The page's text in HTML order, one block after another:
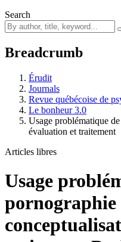
Search
Breadcrumb
Érudit
Journals
Revue québécoise de
Le bonheur 3.0
Usage problématique
évaluation et traitement
Articles libres
Usage
pornographie